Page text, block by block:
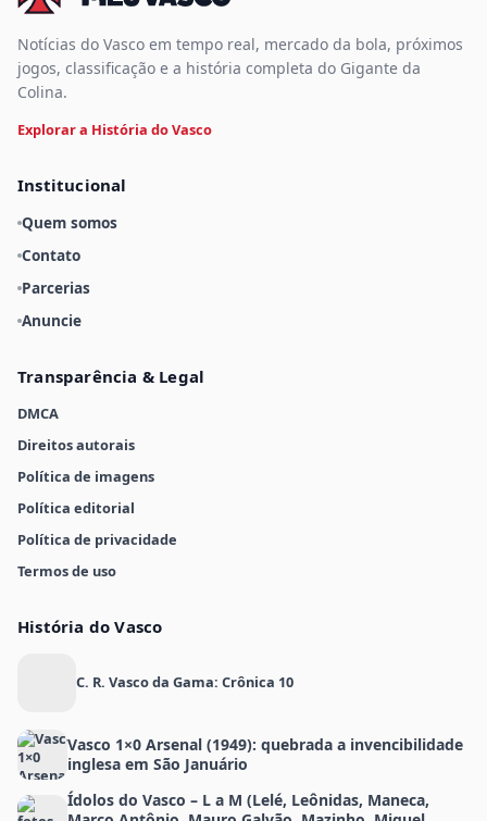
Notícias do Vasco em tempo real, mercado da bola, próximos
jogos, classificação e a história completa do Gigante da
Colina.
Explorar a História do Vasco
Institucional
Quem somos
Contato
Parcerias
Anuncie
Transparência & Legal
DMCA
Direitos autorais
Política de imagens
Política editorial
Política de privacidade
Termos de uso
História do Vasco
C. R. Vasco da Gama: Crônica 10
Vasco 1×0 Arsenal (1949): quebrada a invencibilidade
inglesa em São Januário
Ídolos do Vasco – L a M (Lelé, Leônidas, Maneca,